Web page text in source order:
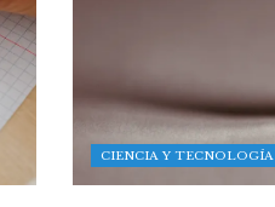
CIENCIA Y TECNOLOGÍA